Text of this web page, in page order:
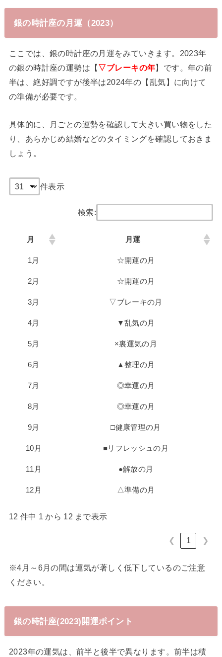
銀の時計座の月運（2023）
ここでは、銀の時計座の月運をみていきます。2023年
の銀の時計座の運勢は【▽ブレーキの年】です。年の前
半は、絶好調ですが後半は2024年の【乱気】に向けて
の準備が必要です。
具体的に、月ごとの運勢を確認して大きい買い物をした
り、あらかじめ結婚などのタイミングを確認しておきま
しょう。
件表示
検索:
月 月運
1月 ☆開運の月
2月 ☆開運の月
3月 ▽ブレーキの月
4月 ▼乱気の月
5月 ×裏運気の月
6月 ▲整理の月
7月 ◎幸運の月
8月 ◎幸運の月
9月 □健康管理の月
10月 ■リフレッシュの月
11月 ●解放の月
12月 △準備の月
12 件中 1 から 12 まで表示
❮ 1 ❯
※4月～6月の間は運気が著しく低下しているのご注意
ください。
銀の時計座(2023)開運ポイント
2023年の運気は、前半と後半で異なります。前半は積